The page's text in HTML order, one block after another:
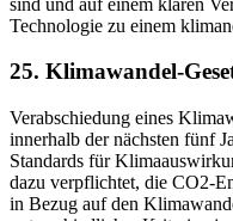
Technologie zu einem
25. Klimawandel-
Verabschiedung eines
innerhalb der nächsten fünf
Standards für
dazu verpflichtet, die CO2-
in Bezug auf den